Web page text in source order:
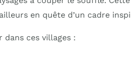
en quête d’un cadre
dans ces villages :